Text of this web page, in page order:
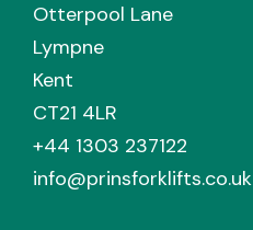
Otterpool Lane
Lympne
Kent
CT21 4LR
+44 1303 237122
info@prinsforklifts.co.uk